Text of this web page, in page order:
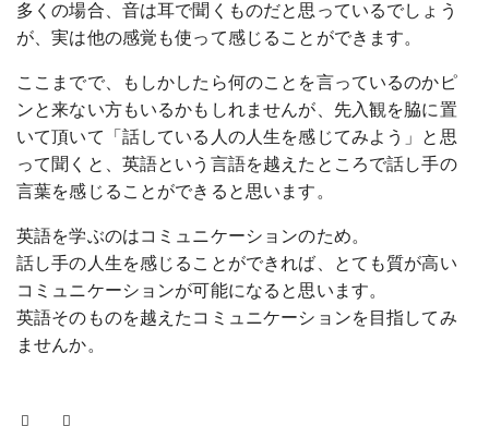
多くの場合、音は耳で聞くものだと思っているでしょう
が、実は他の感覚も使って感じることができます。
ここまでで、もしかしたら何のことを言っているのかピ
ンと来ない方もいるかもしれませんが、先入観を脇に置
いて頂いて「話している人の人生を感じてみよう」と思
って聞くと、英語という言語を越えたところで話し手の
言葉を感じることができると思います。
英語を学ぶのはコミュニケーションのため。
話し手の人生を感じることができれば、とても質が高い
コミュニケーションが可能になると思います。
英語そのものを越えたコミュニケーションを目指してみ
ませんか。